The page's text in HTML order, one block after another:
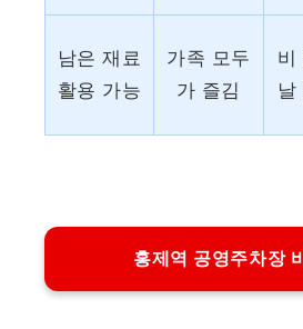
남은 재료
활용 가능
가족 모두
가 즐김
비
날
홍제역 공영주차장